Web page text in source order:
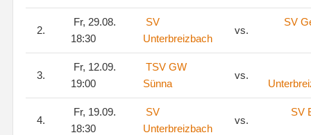
2.
Fr, 29.08.
18:30
SV
Unterbreizbach
vs.
SV
3.
Fr, 12.09.
19:00
TSV GW
Sünna
vs.
4.
Fr, 19.09.
18:30
SV
Unterbreizbach
vs.
SV